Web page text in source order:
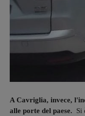
A Cavriglia, invece,
alle porte del paese. Si